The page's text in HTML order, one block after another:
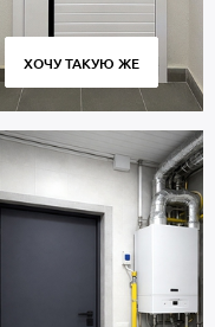
ХОЧУ ТАКУЮ ЖЕ